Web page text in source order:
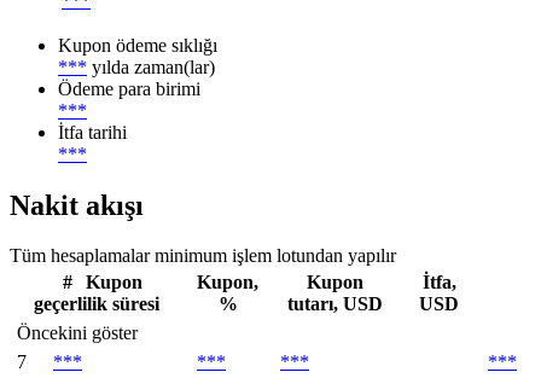
Kupon ödeme sıklığı
*** yılda zaman(lar)
Ödeme para birimi
***
İtfa tarihi
***
Nakit akışı
Tüm hesaplamalar minimum işlem lotundan yapılır
#
Kupon
geçerlilik süresi
Kupon,
%
Kupon
tutarı, USD
İtfa,
USD
Öncekini göster
7
*** *** ***
***